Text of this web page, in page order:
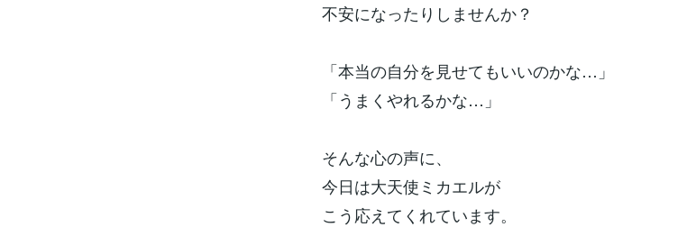
不安になったりしませんか？
「本当の自分を見せてもいいのかな…」
「うまくやれるかな…」
そんな心の声に、
今日は大天使ミカエルが
こう応えてくれています。